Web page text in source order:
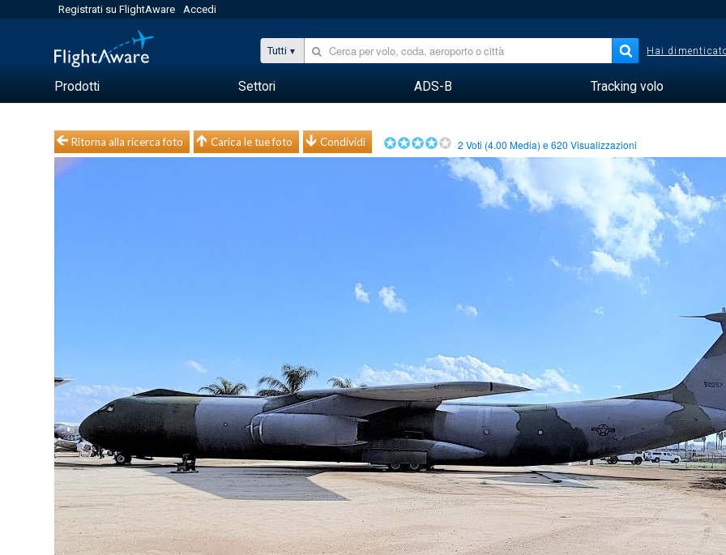
Registrati su FlightAware Accedi
Tutti Hai
Prodotti Settori ADS-B Tracking volo
Ritorna alla ricerca foto Carica le tue foto Condividi 2 Voti (4.00 Media) e620 Visualizzazioni